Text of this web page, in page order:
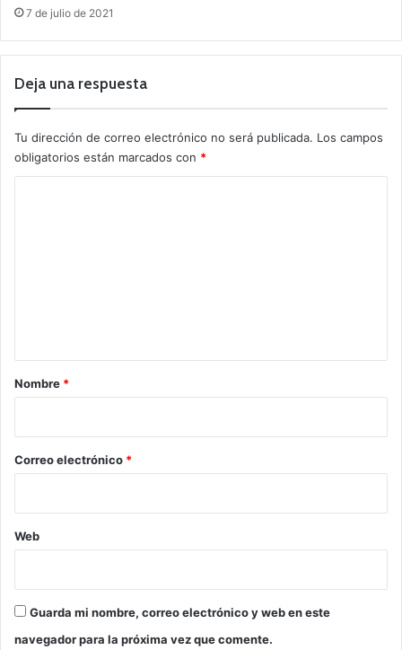
7 de julio de 2021
Deja una respuesta
Tu dirección de correo electrónico no será publicada. Los campos
obligatorios están marcados con *
r
*
Nombre *
Correo electrónico *
Web
Guarda mi nombre, correo electrónico y web en este
navegador para la próxima vez que comente.